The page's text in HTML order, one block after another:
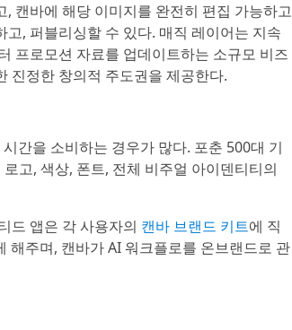
캔바에 해당 이미지를 완전히 편집 가능하고
, 퍼블리싱할 수 있다. 매직 레이어는 지속
프로모션 자료를 업데이트하는 소규모 비즈
진정한 창의적 주도권을 제공한다.
간을 소비하는 경우가 많다. 포춘 500대 기
고, 색상, 폰트, 전체 비주얼 아이덴티티의
드 앱은 각 사용자의 캔바 브랜드 키트에 직
해주며, 캔바가 AI 워크플로를 온브랜드로 관